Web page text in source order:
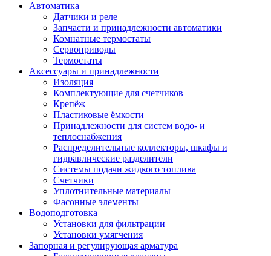
Автоматика
Датчики и реле
Запчасти и принадлежности автоматики
Комнатные термостаты
Сервоприводы
Термостаты
Аксессуары и принадлежности
Изоляция
Комплектующие для счетчиков
Крепёж
Пластиковые ёмкости
Принадлежности для систем водо- и
теплоснабжения
Распределительные коллекторы, шкафы и
гидравлические разделители
Системы подачи жидкого топлива
Счетчики
Уплотнительные материалы
Фасонные элементы
Водоподготовка
Установки для фильтрации
Установки умягчения
Запорная и регулирующая арматура